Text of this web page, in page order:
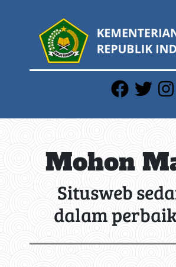
Mohon
Situsweb
dalam